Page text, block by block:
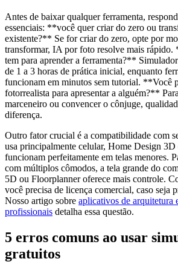
Antes de baixar qualquer ferramenta,
essenciais: **você quer criar do zero ou
existente?** Se for criar do zero, opte por
transformar, IA por foto resolve mais
tem para aprender a ferramenta?**
de 1 a 3 horas de prática inicial, enquanto
funcionam em minutos sem tutorial. **Você
fotorrealista para apresentar a alguém?**
marceneiro ou convencer o cônjuge,
diferença.
Outro fator crucial é a compatibilidade com
usa principalmente celular, Home Design
funcionam perfeitamente em telas menores.
com múltiplos cômodos, a tela grande do
5D ou Floorplanner oferece mais controle.
você precisa de licença comercial, caso seja
Nosso artigo sobre aplicativos de arquitetura
profissionais detalha essa questão.
5 erros comuns ao usar
gratuitos